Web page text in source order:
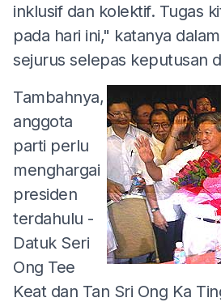
inklusif dan kolektif. Tugas
pada hari ini," katanya
sejurus selepas keputusan
Tambahnya,
anggota
parti perlu
menghargai
presiden
terdahulu -
Datuk Seri
Ong Tee
Keat dan Tan Sri Ong Ka